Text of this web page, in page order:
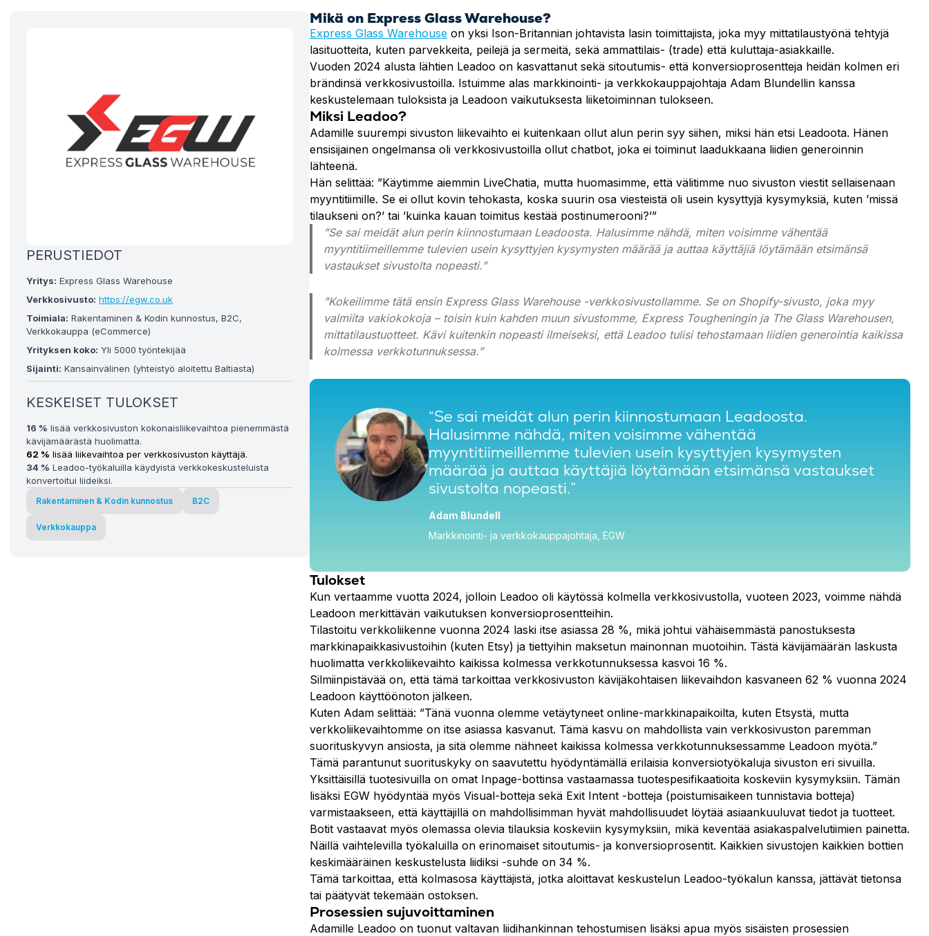
PERUSTIEDOT
Yritys: Express Glass Warehouse
Verkkosivusto: https://egw.co.uk
Toimiala: Rakentaminen & Kodin kunnostus, B2C,
Verkkokauppa (eCommerce)
Yrityksen koko: Yli 5000 työntekijää
Sijainti: Kansainvälinen (yhteistyö aloitettu Baltiasta)
KESKEISET TULOKSET
16 % lisää verkkosivuston kokonaisliikevaihtoa pienemmästä
kävijämäärästä huolimatta.
62 % lisää liikevaihtoa per verkkosivuston käyttäjä.
34 % Leadoo-työkaluilla käydyistä verkkokeskusteluista
konvertoitui liideiksi.
Rakentaminen & Kodin kunnostus B2C
Verkkokauppa
Mikä on Express Glass Warehouse?
Express Glass Warehouse on yksi Ison-Britannian johtavista lasin toimittajista, joka myy mittatilaustyönä tehtyjä
lasituotteita, kuten parvekkeita, peilejä ja sermeitä, sekä ammattilais- (trade) että kuluttaja-asiakkaille.
Vuoden 2024 alusta lähtien Leadoo on kasvattanut sekä sitoutumis- että konversioprosentteja heidän kolmen eri
brändinsä verkkosivustoilla. Istuimme alas markkinointi- ja verkkokauppajohtaja Adam Blundellin kanssa
keskustelemaan tuloksista ja Leadoon vaikutuksesta liiketoiminnan tulokseen.
Miksi Leadoo?
Adamille suurempi sivuston liikevaihto ei kuitenkaan ollut alun perin syy siihen, miksi hän etsi Leadoota. Hänen
ensisijainen ongelmansa oli verkkosivustoilla ollut chatbot, joka ei toiminut laadukkaana liidien generoinnin
lähteenä.
Hän selittää: ”Käytimme aiemmin LiveChatia, mutta huomasimme, että välitimme nuo sivuston viestit sellaisenaan
myyntitiimille. Se ei ollut kovin tehokasta, koska suurin osa viesteistä oli usein kysyttyjä kysymyksiä, kuten ’missä
tilaukseni on?’ tai ’kuinka kauan toimitus kestää postinumerooni?’”
”Se sai meidät alun perin kiinnostumaan Leadoosta. Halusimme nähdä, miten voisimme vähentää
myyntitiimeillemme tulevien usein kysyttyjen kysymysten määrää ja auttaa käyttäjiä löytämään etsimänsä
vastaukset sivustolta nopeasti.”
”Kokeilimme tätä ensin Express Glass Warehouse -verkkosivustollamme. Se on Shopify-sivusto, joka myy
valmiita vakiokokoja – toisin kuin kahden muun sivustomme, Express Tougheningin ja The Glass Warehousen,
mittatilaustuotteet. Kävi kuitenkin nopeasti ilmeiseksi, että Leadoo tulisi tehostamaan liidien generointia kaikissa
kolmessa verkkotunnuksessa.”
“Se sai meidät alun perin kiinnostumaan Leadoosta.
Halusimme nähdä, miten voisimme vähentää
myyntitiimeillemme tulevien usein kysyttyjen kysymysten
määrää ja auttaa käyttäjiä löytämään etsimänsä vastaukset
sivustolta nopeasti.”
Adam Blundell
Markkinointi- ja verkkokauppajohtaja, EGW
Tulokset
Kun vertaamme vuotta 2024, jolloin Leadoo oli käytössä kolmella verkkosivustolla, vuoteen 2023, voimme nähdä
Leadoon merkittävän vaikutuksen konversioprosentteihin.
Tilastoitu verkkoliikenne vuonna 2024 laski itse asiassa 28 %, mikä johtui vähäisemmästä panostuksesta
markkinapaikkasivustoihin (kuten Etsy) ja tiettyihin maksetun mainonnan muotoihin. Tästä kävijämäärän laskusta
huolimatta verkkoliikevaihto kaikissa kolmessa verkkotunnuksessa kasvoi 16 %.
Silmiinpistävää on, että tämä tarkoittaa verkkosivuston kävijäkohtaisen liikevaihdon kasvaneen 62 % vuonna 2024
Leadoon käyttöönoton jälkeen.
Kuten Adam selittää: ”Tänä vuonna olemme vetäytyneet online-markkinapaikoilta, kuten Etsystä, mutta
verkkoliikevaihtomme on itse asiassa kasvanut. Tämä kasvu on mahdollista vain verkkosivuston paremman
suorituskyvyn ansiosta, ja sitä olemme nähneet kaikissa kolmessa verkkotunnuksessamme Leadoon myötä.”
Tämä parantunut suorituskyky on saavutettu hyödyntämällä erilaisia konversiotyökaluja sivuston eri sivuilla.
Yksittäisillä tuotesivuilla on omat Inpage-bottinsa vastaamassa tuotespesifikaatioita koskeviin kysymyksiin. Tämän
lisäksi EGW hyödyntää myös Visual-botteja sekä Exit Intent -botteja (poistumisaikeen tunnistavia botteja)
varmistaakseen, että käyttäjillä on mahdollisimman hyvät mahdollisuudet löytää asiaankuuluvat tiedot ja tuotteet.
Botit vastaavat myös olemassa olevia tilauksia koskeviin kysymyksiin, mikä keventää asiakaspalvelutiimien painetta.
Näillä vaihtelevilla työkaluilla on erinomaiset sitoutumis- ja konversioprosentit. Kaikkien sivustojen kaikkien bottien
keskimääräinen keskustelusta liidiksi -suhde on 34 %.
Tämä tarkoittaa, että kolmasosa käyttäjistä, jotka aloittavat keskustelun Leadoo-työkalun kanssa, jättävät tietonsa
tai päätyvät tekemään ostoksen.
Prosessien sujuvoittaminen
Adamille Leadoo on tuonut valtavan liidihankinnan tehostumisen lisäksi apua myös sisäisten prosessien